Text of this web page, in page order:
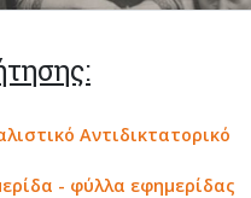
Αντιδικτατορικό
- φύλλα εφημερίδας